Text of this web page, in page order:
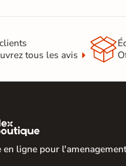
tous les avis

en ligne pour